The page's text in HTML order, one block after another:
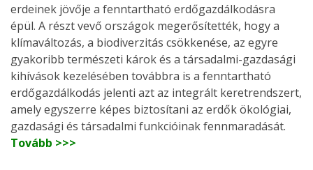
erdeinek jövője a fenntartható erdőgazdálkodásra
épül. A részt vevő országok megerősítették, hogy a
klímaváltozás, a biodiverzitás csökkenése, az egyre
gyakoribb természeti károk és a társadalmi-gazdasági
kihívások kezelésében továbbra is a fenntartható
erdőgazdálkodás jelenti azt az integrált keretrendszert,
amely egyszerre képes biztosítani az erdők ökológiai,
gazdasági és társadalmi funkcióinak fennmaradását.
Tovább >>>